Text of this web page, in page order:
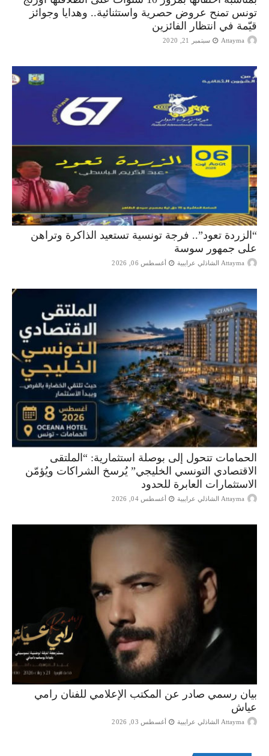
تونس تمنح عروض حصرية واستثنائية.. وهدايا وجوائز
قيّمة في انتظار الفائزين
Attayma سبتمبر 21, 2020
“الزردة تعود”.. فرجة تونسية تستعيد الذاكرة وتراهن
على جمهور سوسة
Attayma الشاذلي عرايبية أغسطس 06, 2026
الحمامات تتحول إلى بوصلة استثمارية: “الملتقى
الاقتصادي التونسي الخليجي” يُرسخ الشراكات ويُؤمّن
الاستثمارات العابرة للحدود
Attayma الشاذلي عرايبية أغسطس 04, 2026
بيان رسمي صادر عن المكتب الإعلامي للفنان رامي
عياش
Attayma الشاذلي عرايبية أغسطس 03, 2026